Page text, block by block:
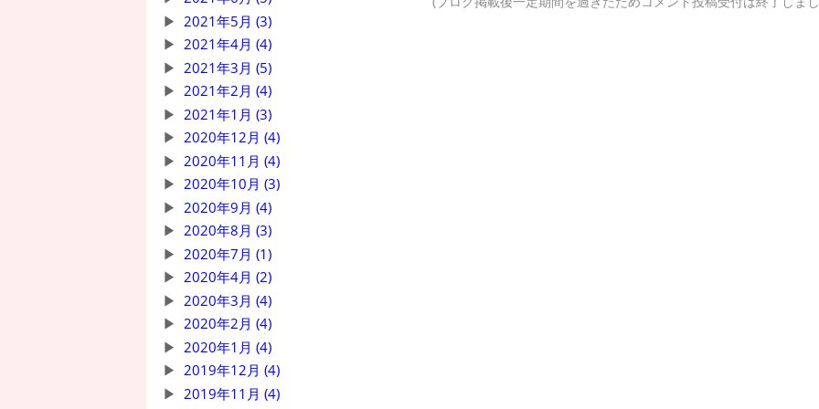
2021年5月 (3)
2021年4月 (4)
2021年3月 (5)
2021年2月 (4)
2021年1月 (3)
2020年12月 (4)
2020年11月 (4)
2020年10月 (3)
2020年9月 (4)
2020年8月 (3)
2020年7月 (1)
2020年4月 (2)
2020年3月 (4)
2020年2月 (4)
2020年1月 (4)
2019年12月 (4)
2019年11月 (4)